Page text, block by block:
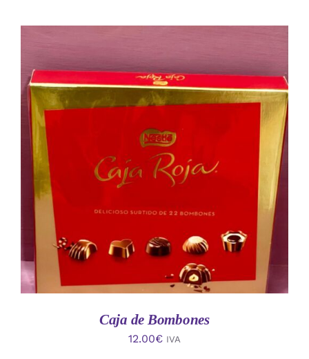
AÑADIR AL CARRITO
DETALLES
Caja de Bombones
12.00€ IVA